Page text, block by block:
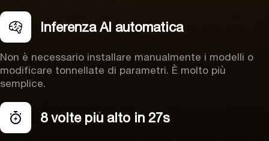
Inferenza AI automatica
Non è necessario installare manualmente i modelli o
modificare tonnellate di parametri. È molto più
semplice.
8 volte più alto in 27s